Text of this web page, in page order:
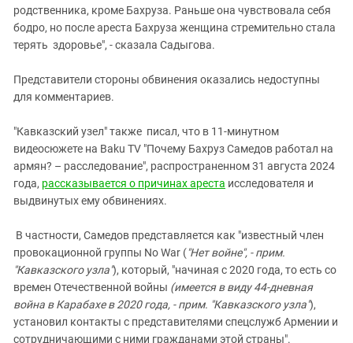
родственника, кроме Бахруза. Раньше она чувствовала себя
бодро, но после ареста Бахруза женщина стремительно стала
терять здоровье", - сказала Садыгова.
Представители стороны обвинения оказались недоступны
для комментариев.
"Кавказский узел" также писал, что в 11-минутном
видеосюжете на Baku TV "Почему Бахруз Самедов работал на
армян? – расследование", распространенном 31 августа 2024
года, рассказывается о причинах ареста исследователя и
выдвинутых ему обвинениях.
В частности, Самедов представляется как "известный член
провокационной группы No War ("Нет войне", - прим.
"Кавказского узла"), который, "начиная с 2020 года, то есть со
времен Отечественной войны (имеется в виду 44-дневная
война в Карабахе в 2020 года, - прим. "Кавказского узла"),
установил контакты с представителями спецслужб Армении и
сотрудничающими с ними гражданами этой страны".